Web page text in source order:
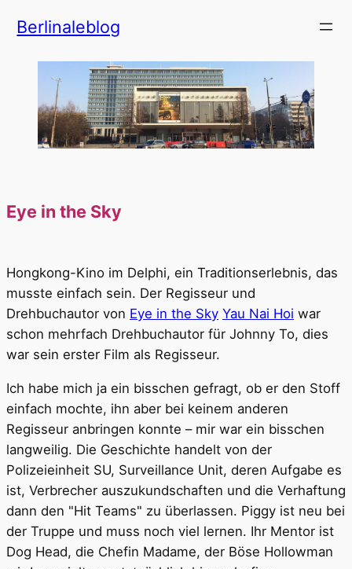
Inhalt
Berlinaleblog
Eye in the Sky
Hongkong-Kino im Delphi, ein Traditionserlebnis, das
musste einfach sein. Der Regisseur und
Drehbuchautor von Eye in the Sky Yau Nai Hoi war
schon mehrfach Drehbuchautor für Johnny To, dies
war sein erster Film als Regisseur.
Ich habe mich ja ein bisschen gefragt, ob er den Stoff
einfach mochte, ihn aber bei keinem anderen
Regisseur anbringen konnte – mir war ein bisschen
langweilig. Die Geschichte handelt von der
Polizeieinheit SU, Surveillance Unit, deren Aufgabe es
ist, Verbrecher auszukundschaften und die Verhaftung
dann den "Hit Teams" zu überlassen. Piggy ist neu bei
der Truppe und muss noch viel lernen. Ihr Mentor ist
Dog Head, die Chefin Madame, der Böse Hollowman